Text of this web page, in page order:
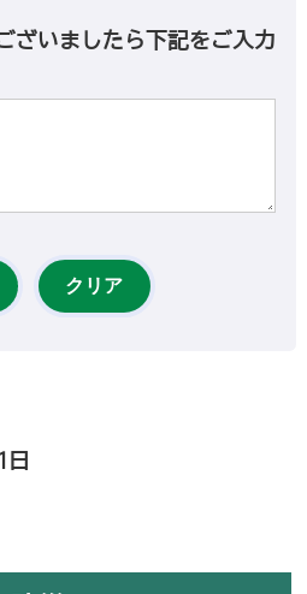
ざいましたら下記をご入力
日